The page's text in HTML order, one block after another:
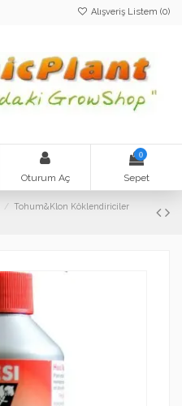
Alışveriş Listem (0)
Oturum Aç
0
Sepet
Tohum&Klon Köklendiriciler